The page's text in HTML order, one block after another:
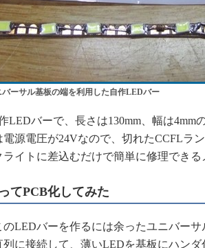
バーサル基板の端を利用した自作LEDバー
LEDバーで、長さは130mm、幅は
電源電圧が24Vなので、切れたCCFLラ
イトに差込むだけで簡単に修理できる
てPCB化してみた
LEDバーを作るには余ったユニバーサ
列に接続して、薄いLEDを基板にハン